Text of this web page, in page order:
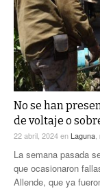
EXA
A MEDIA
A TODA
ENTRE
DIÁLOGOS
TWEETS
LA MEJOR
PULSO
LA
No se han
de voltaje o
22 abril, 2024en Laguna
La semana pasada
que ocasionaron
Allende, que ya